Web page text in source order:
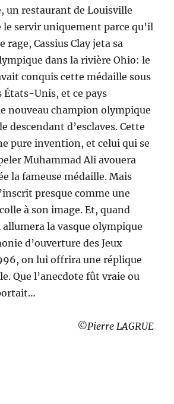
un restaurant de Louisville
le servir uniquement parce qu’il
rage, Cassius Clay jeta sa
dans la rivière Ohio: le
conquis cette médaille sous
États-Unis, et ce pays
nouveau champion olympique
descendant d’esclaves. Cette
pure invention, et celui qui se
Muhammad Ali avouera
la fameuse médaille. Mais
presque comme une
à son image. Et, quand
la vasque olympique
d’ouverture des Jeux
on lui offrira une réplique
Que l’anecdote fût vraie ou
©Pierre LAGRUE